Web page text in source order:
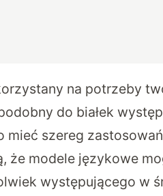
na potrzeby
do białek
mieć szereg zastosowań
że modele językowe
występującego w